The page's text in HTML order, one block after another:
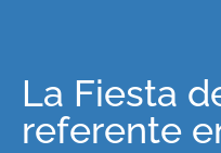
La Fiesta
referente